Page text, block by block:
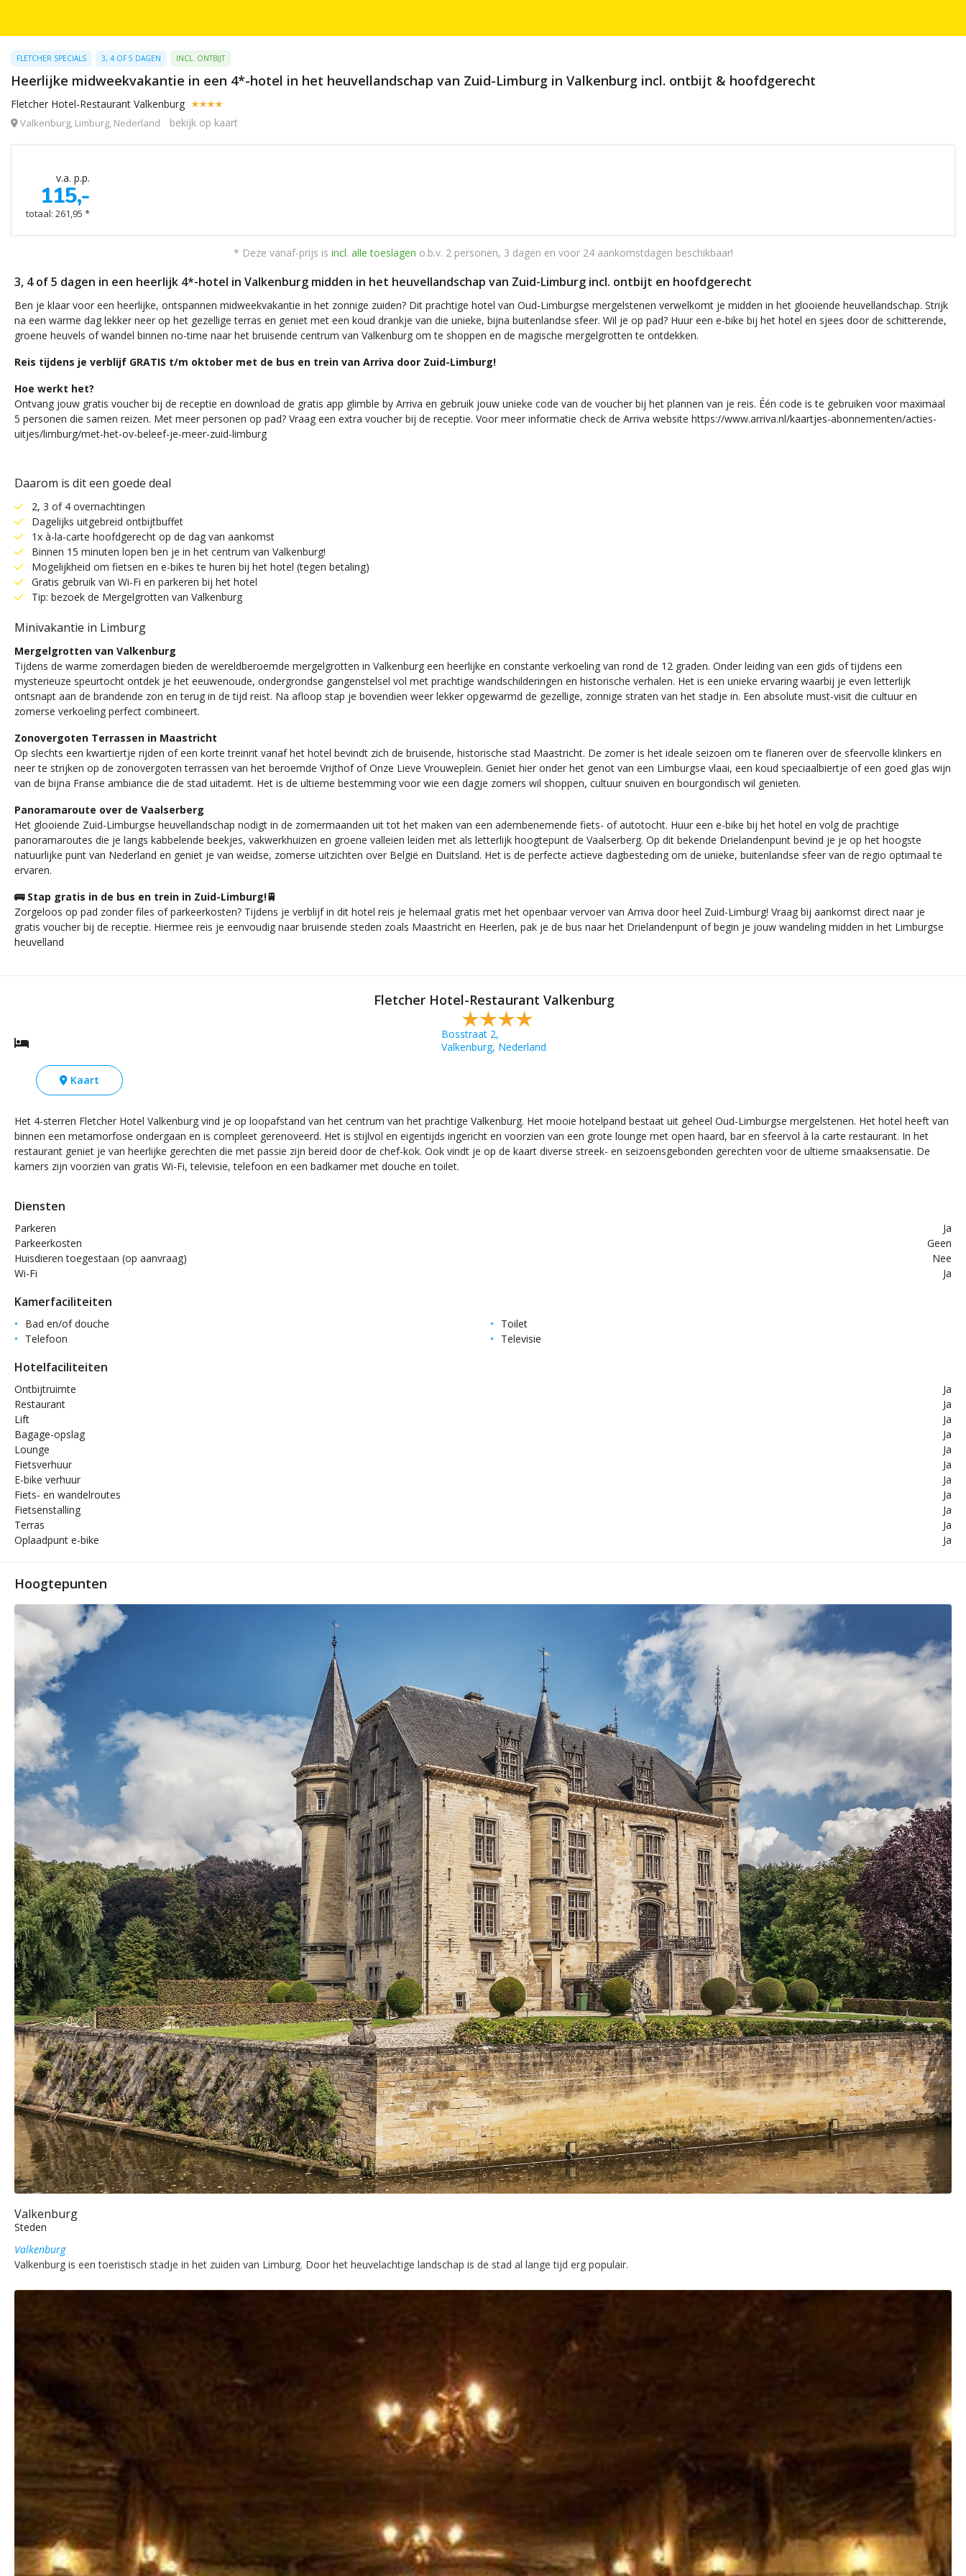
FLETCHER SPECIALS 3, 4 OF 5 DAGEN INCL. ONTBIJT
Heerlijke midweekvakantie in een 4*-hotel in het heuvellandschap van Zuid-Limburg in Valkenburg incl. ontbijt & hoofdgerecht
Fletcher Hotel-Restaurant Valkenburg
Valkenburg, Limburg, Nederland bekijk op kaart
v.a. p.p.
115,-
totaal: 261,95 *
* Deze vanaf-prijs is incl. alle toeslagen o.b.v. 2 personen, 3 dagen en voor 24 aankomstdagen beschikbaar!
3, 4 of 5 dagen in een heerlijk 4*-hotel in Valkenburg midden in het heuvellandschap van Zuid-Limburg incl. ontbijt en hoofdgerecht
Ben je klaar voor een heerlijke, ontspannen midweekvakantie in het zonnige zuiden? Dit prachtige hotel van Oud-Limburgse mergelstenen verwelkomt je midden in het glooiende heuvellandschap. Strijk
na een warme dag lekker neer op het gezellige terras en geniet met een koud drankje van die unieke, bijna buitenlandse sfeer. Wil je op pad? Huur een e-bike bij het hotel en sjees door de schitterende,
groene heuvels of wandel binnen no-time naar het bruisende centrum van Valkenburg om te shoppen en de magische mergelgrotten te ontdekken.
Reis tijdens je verblijf GRATIS t/m oktober met de bus en trein van Arriva door Zuid-Limburg!
Hoe werkt het?
Ontvang jouw gratis voucher bij de receptie en download de gratis app glimble by Arriva en gebruik jouw unieke code van de voucher bij het plannen van je reis. Één code is te gebruiken voor maximaal
5 personen die samen reizen. Met meer personen op pad? Vraag een extra voucher bij de receptie. Voor meer informatie check de Arriva website https://www.arriva.nl/kaartjes-abonnementen/acties-
uitjes/limburg/met-het-ov-beleef-je-meer-zuid-limburg
Daarom is dit een goede deal
2, 3 of 4 overnachtingen
Dagelijks uitgebreid ontbijtbuffet
1x à-la-carte hoofdgerecht op de dag van aankomst
Binnen 15 minuten lopen ben je in het centrum van Valkenburg!
Mogelijkheid om fietsen en e-bikes te huren bij het hotel (tegen betaling)
Gratis gebruik van Wi-Fi en parkeren bij het hotel
Tip: bezoek de Mergelgrotten van Valkenburg
Minivakantie in Limburg
Mergelgrotten van Valkenburg
Tijdens de warme zomerdagen bieden de wereldberoemde mergelgrotten in Valkenburg een heerlijke en constante verkoeling van rond de 12 graden. Onder leiding van een gids of tijdens een
mysterieuze speurtocht ontdek je het eeuwenoude, ondergrondse gangenstelsel vol met prachtige wandschilderingen en historische verhalen. Het is een unieke ervaring waarbij je even letterlijk
ontsnapt aan de brandende zon en terug in de tijd reist. Na afloop stap je bovendien weer lekker opgewarmd de gezellige, zonnige straten van het stadje in. Een absolute must-visit die cultuur en
zomerse verkoeling perfect combineert.
Zonovergoten Terrassen in Maastricht
Op slechts een kwartiertje rijden of een korte treinrit vanaf het hotel bevindt zich de bruisende, historische stad Maastricht. De zomer is het ideale seizoen om te flaneren over de sfeervolle klinkers en
neer te strijken op de zonovergoten terrassen van het beroemde Vrijthof of Onze Lieve Vrouweplein. Geniet hier onder het genot van een Limburgse vlaai, een koud speciaalbiertje of een goed glas wijn
van de bijna Franse ambiance die de stad uitademt. Het is de ultieme bestemming voor wie een dagje zomers wil shoppen, cultuur snuiven en bourgondisch wil genieten.
Panoramaroute over de Vaalserberg
Het glooiende Zuid-Limburgse heuvellandschap nodigt in de zomermaanden uit tot het maken van een adembenemende fiets- of autotocht. Huur een e-bike bij het hotel en volg de prachtige
panoramaroutes die je langs kabbelende beekjes, vakwerkhuizen en groene valleien leiden met als letterlijk hoogtepunt de Vaalserberg. Op dit bekende Drielandenpunt bevind je je op het hoogste
natuurlijke punt van Nederland en geniet je van weidse, zomerse uitzichten over België en Duitsland. Het is de perfecte actieve dagbesteding om de unieke, buitenlandse sfeer van de regio optimaal te
ervaren.
🚌 Stap gratis in de bus en trein in Zuid-Limburg!🚆
Zorgeloos op pad zonder files of parkeerkosten? Tijdens je verblijf in dit hotel reis je helemaal gratis met het openbaar vervoer van Arriva door heel Zuid-Limburg! Vraag bij aankomst direct naar je
gratis voucher bij de receptie. Hiermee reis je eenvoudig naar bruisende steden zoals Maastricht en Heerlen, pak je de bus naar het Drielandenpunt of begin je jouw wandeling midden in het Limburgse
heuvelland
Fletcher Hotel-Restaurant Valkenburg
Bosstraat 2,
Valkenburg, Nederland
Kaart
Het 4-sterren Fletcher Hotel Valkenburg vind je op loopafstand van het centrum van het prachtige Valkenburg. Het mooie hotelpand bestaat uit geheel Oud-Limburgse mergelstenen. Het hotel heeft van
binnen een metamorfose ondergaan en is compleet gerenoveerd. Het is stijlvol en eigentijds ingericht en voorzien van een grote lounge met open haard, bar en sfeervol à la carte restaurant. In het
restaurant geniet je van heerlijke gerechten die met passie zijn bereid door de chef-kok. Ook vindt je op de kaart diverse streek- en seizoensgebonden gerechten voor de ultieme smaaksensatie. De
kamers zijn voorzien van gratis Wi-Fi, televisie, telefoon en een badkamer met douche en toilet.
Diensten
Parkeren
Ja
Parkeerkosten
Geen
Huisdieren toegestaan (op aanvraag)
Nee
Wi-Fi
Ja
Kamerfaciliteiten
Bad en/of douche
Toilet
Telefoon
Televisie
Hotelfaciliteiten
Ontbijtruimte
Ja
Restaurant
Ja
Lift
Ja
Bagage-opslag
Ja
Lounge
Ja
Fietsverhuur
Ja
E-bike verhuur
Ja
Fiets- en wandelroutes
Ja
Fietsenstalling
Ja
Terras
Ja
Oplaadpunt e-bike
Ja
Hoogtepunten
Valkenburg
Steden
Valkenburg
Valkenburg is een toeristisch stadje in het zuiden van Limburg. Door het heuvelachtige landschap is de stad al lange tijd erg populair.